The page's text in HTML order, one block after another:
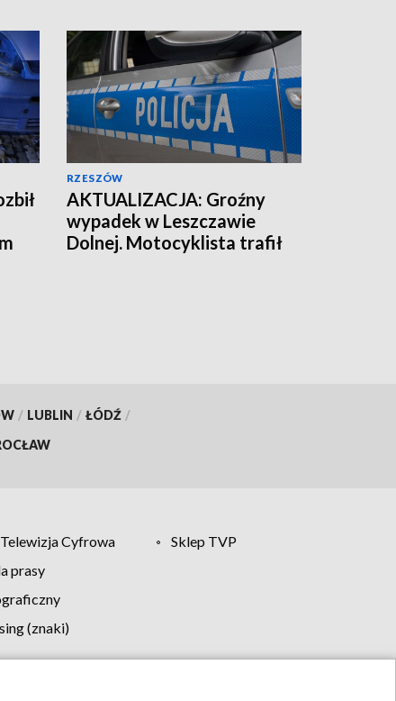
RZESZÓW
AKTUALIZACJA: Groźny
wypadek w Leszczawie
Dolnej. Motocyklista trafił
/ LUBLIN / ŁÓDŹ /
Cyfrowa
Sklep TVP
prasy
(znaki)